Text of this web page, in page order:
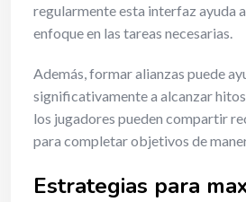
regularmente esta interfaz ayuda
enfoque en las tareas necesarias.
Además, formar alianzas puede
significativamente a alcanzar
los jugadores pueden compartir
para completar objetivos de
Estrategias para